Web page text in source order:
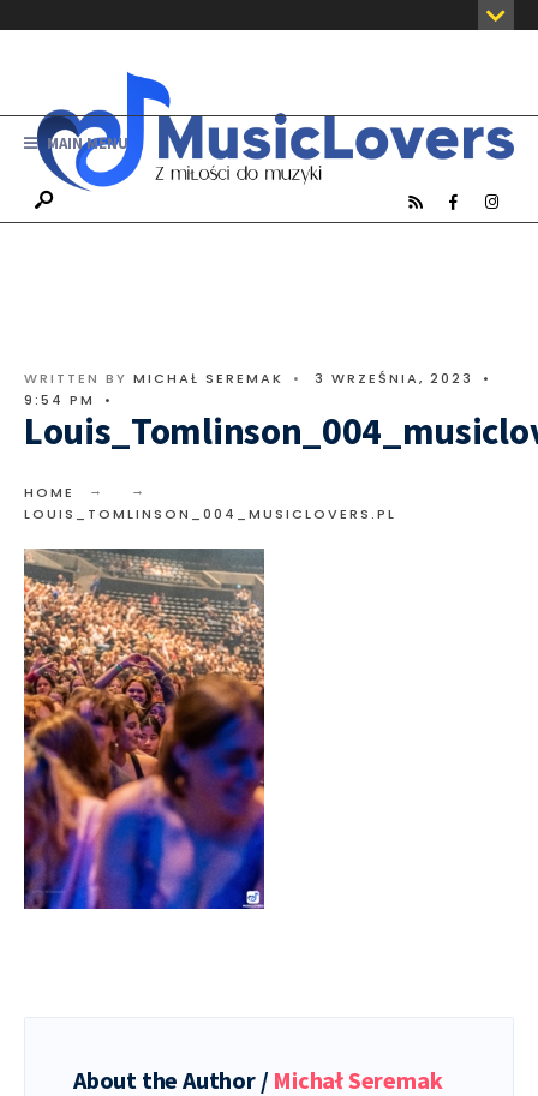
MAIN MENU
WRITTEN BY MICHAŁ SEREMAK • 3 WRZEŚNIA, 2023
•
9:54 PM
•
HOME
LOUIS_TOMLINSON_004_MUSICLOVERS.PL
About the Author / Michał Seremak